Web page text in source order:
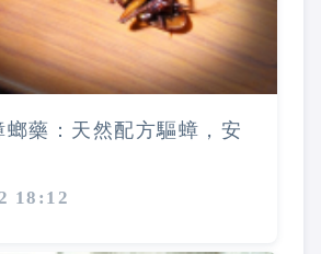
螂藥：天然配方驅蟑，安
18:12